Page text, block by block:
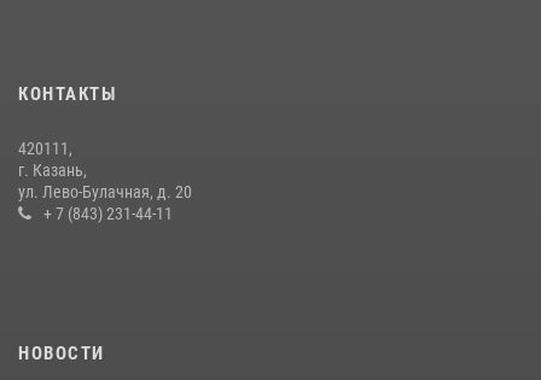
В Нижнекамске сотрудники Росгвардии задержали подозреваемого
в краже из магазина
10 июля 2026, 12:50
КОНТАКТЫ
420111,
г. Казань,
ул. Лево-Булачная, д. 20
+ 7 (843) 231-44-11
НОВОСТИ